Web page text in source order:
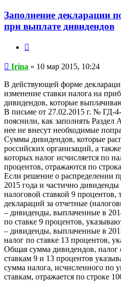
Заполнение декларации
при выплате дивидендов
Сообщение
Irina » 10 мар 2015, 10:24
В действующей форме
изменение ставки налога на
дивидендов, которые
В письме от 27.02.2015 г. № ГД-
пояснили, как заполнять Раздел
нее не внесут необходимые
Суммы дивидендов, которые
российских организаций, а
которых налог исчисляется по
процентов, отражаются по
Если решение о распределении
2015 года и частично
налоговой ставкой 9 процентов,
деклараций за отчетные
– дивиденды, выплаченные в
по ставке 9 процентов,
– дивиденды, выплаченные в
налог по ставке 13 процентов,
Общая сумма дивидендов, налог
ставкам 9 и 13 процентов
сумма налога, исчисленного по
ставкам, отражается по строке